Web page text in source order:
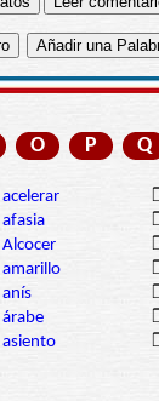
O P Q
acelerar
afasia
Alcocer
amarillo
anís
árabe
asiento